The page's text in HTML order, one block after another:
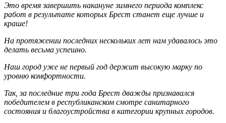
Это время завершить накануне зимнего периода комплекс
работ в результате которых Брест станет еще лучше и
краше!
На протяжении последних нескольких лет нам удавалось это
делать весьма успешно.
Наш город уже не первый год держит высокую марку по
уровню комфортности.
Так, за последние три года Брест дважды признавался
победителем в республиканском смотре санитарного
состояния и благоустройства в категории крупных городов.